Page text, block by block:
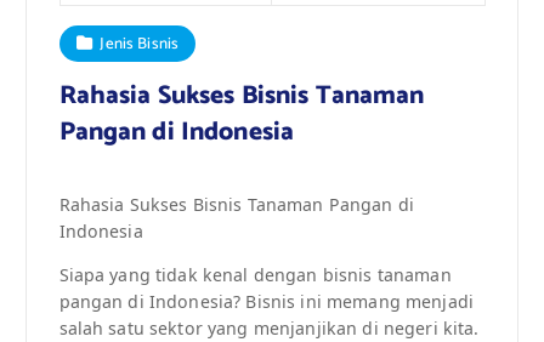
Jenis Bisnis
Rahasia Sukses Bisnis Tanaman
Pangan di Indonesia
Rahasia Sukses Bisnis Tanaman Pangan di
Indonesia
Siapa yang tidak kenal dengan bisnis tanaman
pangan di Indonesia? Bisnis ini memang menjadi
salah satu sektor yang menjanjikan di negeri kita.